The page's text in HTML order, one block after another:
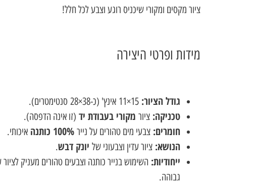
ציור מקסים ומקורי שיכניס רוגע וצבע לכל חלל!
מידות ופרטי היצירה
גודל הציור: 15
×
11 אינץ' (כ-38
×
28 סנטימטרים).
טכניקה: ציור מקורי בעבודת יד (זו אינה הדפסה).
חומרים: צבעי מים טהורים על נייר 100% כותנה איכותי.
הנושא: ציור עדין וצבעוני של יונק דבש.
ייחודיות: השימוש בנייר כותנה וצבעים טהורים מעניק לציור
גבוהה.